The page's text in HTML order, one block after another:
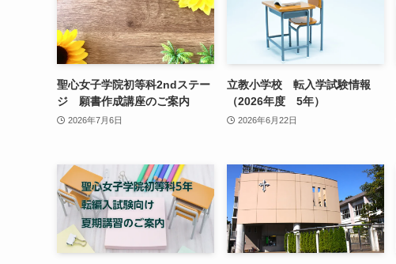
聖心女子学院初等科2ndステー
ジ 願書作成講座のご案内
2026年7月6日
立教小学校 転入学試験情報
（2026年度 5年）
2026年6月22日